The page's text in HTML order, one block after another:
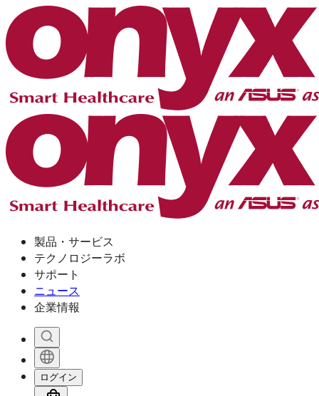
製品・サービス
テクノロジーラボ
サポート
ニュース
企業情報
ログイン